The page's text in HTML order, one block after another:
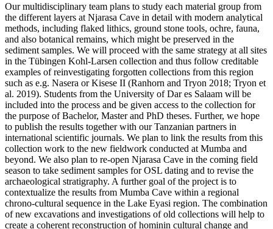
Our multidisciplinary team plans to study each material group from
the different layers at Njarasa Cave in detail with modern analytical
methods, including flaked lithics, ground stone tools, ochre, fauna,
and also botanical remains, which might be preserved in the
sediment samples. We will proceed with the same strategy at all sites
in the Tübingen Kohl-Larsen collection and thus follow creditable
examples of reinvestigating forgotten collections from this region
such as e.g. Nasera or Kisese II (Ranhorn and Tryon 2018; Tryon et
al. 2019). Students from the University of Dar es Salaam will be
included into the process and be given access to the collection for
the purpose of Bachelor, Master and PhD theses. Further, we hope
to publish the results together with our Tanzanian partners in
international scientific journals. We plan to link the results from this
collection work to the new fieldwork conducted at Mumba and
beyond. We also plan to re-open Njarasa Cave in the coming field
season to take sediment samples for OSL dating and to revise the
archaeological stratigraphy. A further goal of the project is to
contextualize the results from Mumba Cave within a regional
chrono-cultural sequence in the Lake Eyasi region. The combination
of new excavations and investigations of old collections will help to
create a coherent reconstruction of hominin cultural change and